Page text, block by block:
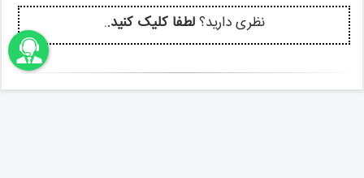
نظری دارید؟لطفا کلیک کنید..